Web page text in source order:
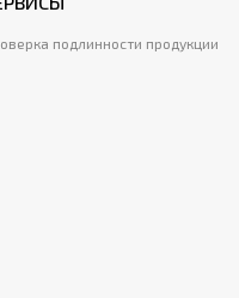
подлинности продукции